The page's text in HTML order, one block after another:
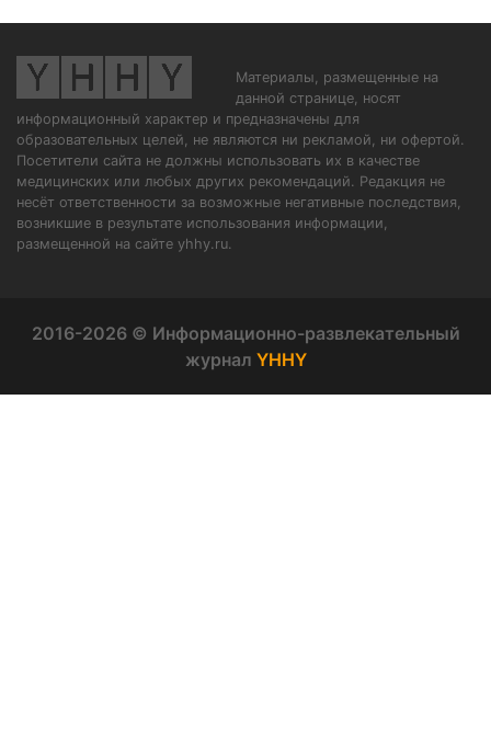
Материалы, размещенные на
данной странице, носят
информационный характер и предназначены для
образовательных целей, не являются ни рекламой, ни офертой.
Посетители сайта не должны использовать их в качестве
медицинских или любых других рекомендаций. Редакция не
несёт ответственности за возможные негативные последствия,
возникшие в результате использования информации,
размещенной на сайте yhhy.ru.
2016-2026 © Информационно-развлекательный
журнал YHHY